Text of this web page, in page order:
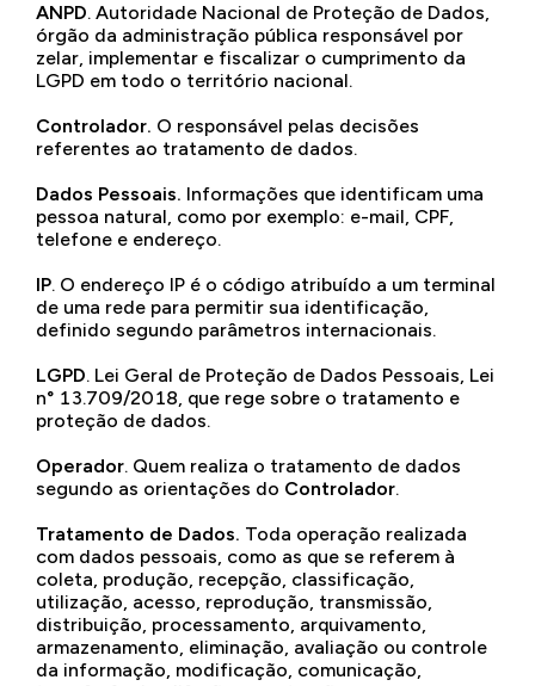
ANPD. Autoridade Nacional de Proteção de Dados,
órgão da administração pública responsável por
zelar, implementar e fiscalizar o cumprimento da
LGPD em todo o território nacional.
Controlador. O responsável pelas decisões
referentes ao tratamento de dados.
Dados Pessoais. Informações que identificam uma
pessoa natural, como por exemplo: e-mail, CPF,
telefone e endereço.
IP. O endereço IP é o código atribuído a um terminal
de uma rede para permitir sua identificação,
definido segundo parâmetros internacionais.
LGPD. Lei Geral de Proteção de Dados Pessoais, Lei
n° 13.709/2018, que rege sobre o tratamento e
proteção de dados.
Operador. Quem realiza o tratamento de dados
segundo as orientações do Controlador.
Tratamento de Dados. Toda operação realizada
com dados pessoais, como as que se referem à
coleta, produção, recepção, classificação,
utilização, acesso, reprodução, transmissão,
distribuição, processamento, arquivamento,
armazenamento, eliminação, avaliação ou controle
da informação, modificação, comunicação,